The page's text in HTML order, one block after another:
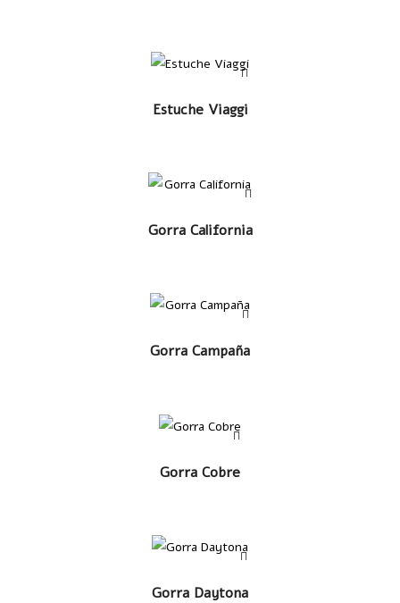
LEER MÁS
Estuche Viaggi
LEER MÁS
Gorra California
LEER MÁS
Gorra Campaña
LEER MÁS
Gorra Cobre
LEER MÁS
Gorra Daytona